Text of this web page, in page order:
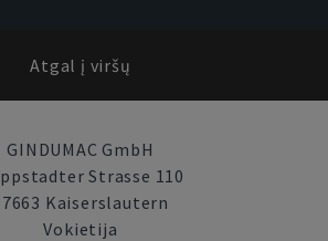
Atgal į viršų
GINDUMAC GmbH
Strasse 110
Kaiserslautern
Vokietija